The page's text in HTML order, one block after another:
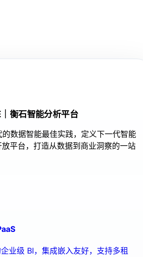
｜衡石智能分析平台
数据智能最佳实践，定义下一代智能
平台，打造从数据到商业洞察的一站
业级 BI，集成嵌入友好，支持多租